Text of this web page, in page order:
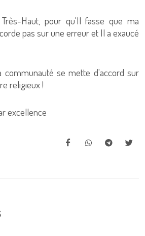
Haut, pour qu'Il fasse que ma
pas sur une erreur et Il a exaucé
communauté se mette d'accord sur
religieux !
excellence